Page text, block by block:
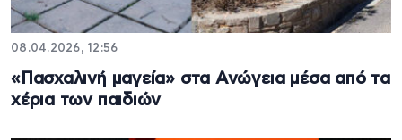
08.04.2026, 12:56
«Πασχαλινή μαγεία» στα Ανώγεια μέσα από τα
χέρια των παιδιών